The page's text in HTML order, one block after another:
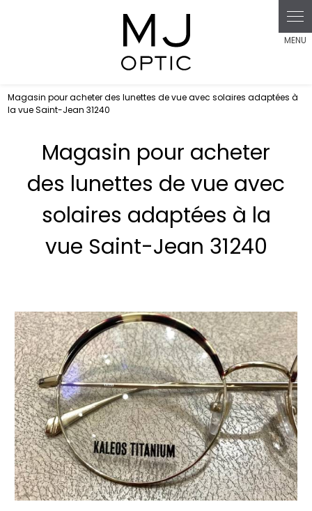
Magasin pour acheter des lunettes de vue avec solaires adaptées à
la vue Saint-Jean 31240
Magasin pour acheter
des lunettes de vue avec
solaires adaptées à la
vue Saint-Jean 31240